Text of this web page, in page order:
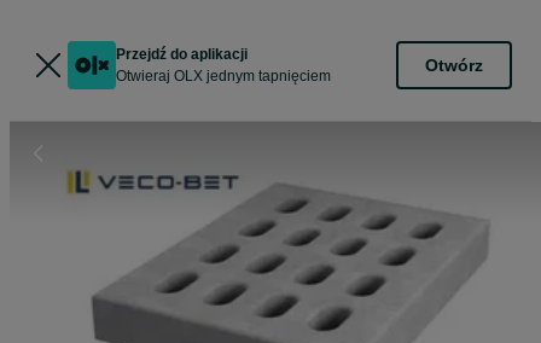
Przejdź do aplikacji
Otwieraj OLX jednym tapnięciem
Otwórz